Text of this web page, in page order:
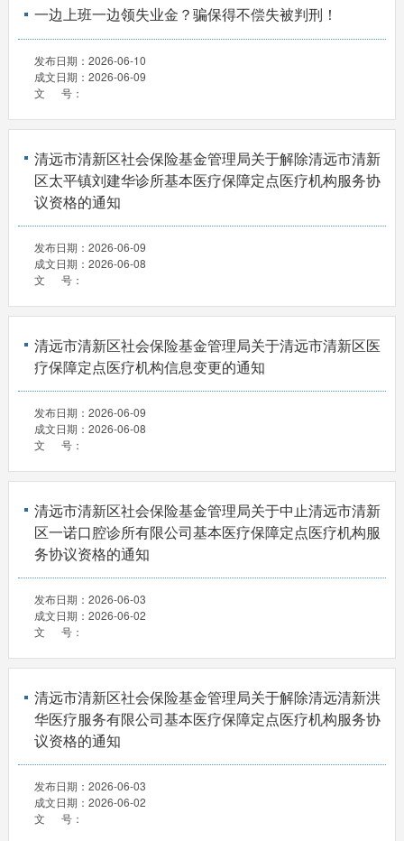
一边上班一边领失业金？骗保得不偿失被判刑！
发布日期： 2026-06-10
成文日期： 2026-06-09
文 号：
清远市清新区社会保险基金管理局关于解除清远市清新
区太平镇刘建华诊所基本医疗保障定点医疗机构服务协
议资格的通知
发布日期： 2026-06-09
成文日期： 2026-06-08
文 号：
清远市清新区社会保险基金管理局关于清远市清新区医
疗保障定点医疗机构信息变更的通知
发布日期： 2026-06-09
成文日期： 2026-06-08
文 号：
清远市清新区社会保险基金管理局关于中止清远市清新
区一诺口腔诊所有限公司基本医疗保障定点医疗机构服
务协议资格的通知
发布日期： 2026-06-03
成文日期： 2026-06-02
文 号：
清远市清新区社会保险基金管理局关于解除清远清新洪
华医疗服务有限公司基本医疗保障定点医疗机构服务协
议资格的通知
发布日期： 2026-06-03
成文日期： 2026-06-02
文 号：